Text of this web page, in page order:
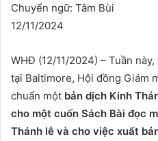
Chuyển ngữ: Tâm Bùi
12/11/2024
WHĐ (12/11/2024) – Tuần
tại Baltimore, Hội đồng Giám
chuẩn một bản dịch Kinh
cho một cuốn Sách Bài đọc
Thánh lễ và cho việc xuất